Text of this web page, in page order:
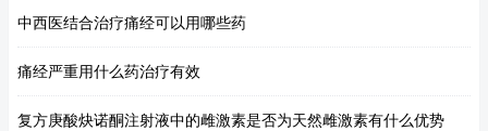
中西医结合治疗痛经可以用哪些药
痛经严重用什么药治疗有效
复方庚酸炔诺酮注射液中的雌激素是否为天然雌激素有什么优势